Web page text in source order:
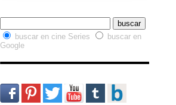
buscar en cine Series
buscar en
Google